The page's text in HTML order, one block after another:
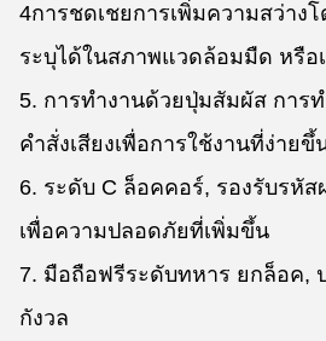
4การชดเชยการเพิ่มความสว่าง
ระบุได้ในสภาพแวดล้อมมืด หรือ
5. การทํางานด้วยปุ่มสัมผัส การ
คําสั่งเสียงเพื่อการใช้งานที่ง่ายขึ้
6. ระดับ C ล็อคคอร์, รองรับรหั
เพื่อความปลอดภัยที่เพิ่มขึ้น
7. มือถือฟรีระดับทหาร ยกล็อค,
กังวล